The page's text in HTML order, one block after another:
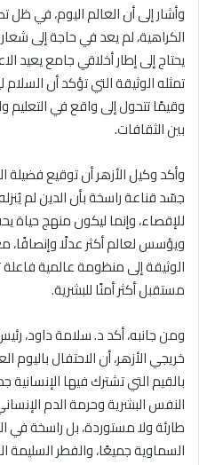
وأشار إلى أن العالم اليوم، في ظل
الكراهية، لم يعد في حاجة إلى
يحتاج إلى إطار أخلاقي جامع يعيد
تمثله الوثيقة التي تؤكد أن
وقيمًا تتحول إلى واقع في التعليم
بين الثقافات.
وأكد وكيل الأزهر أن توقيع فضيلة
جسّد قناعة راسخة بأن الدين لم
للإقصاء، وإنما ليكون منهج حياة
ويؤسس لعالم أكثر عدلًا
الوثيقة إلى منظومة عالمية
مستقبل أكثر أمنًا للبشرية.
ومن جانبه، أكد د. سلامة داود،
خريجي الأزهر، أن الاحتفال باليوم
بالقيم التي تشترك فيها
النفس البشرية وحرمة الدم
طارئة ولا مستوردة، بل راسخة في
السماوية جميعًا، والفطر السليمة